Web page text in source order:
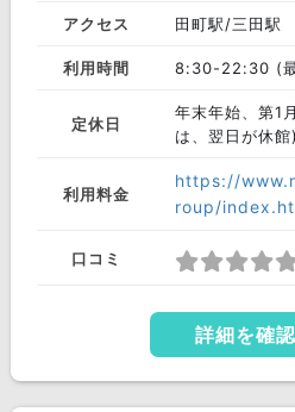
アクセス 田町駅/三田駅
利用時間 8:30-22:30 (
定休日
年末年始、第1
は、翌日が休館)
利用料金
https://
roup/
口コミ
詳細を確